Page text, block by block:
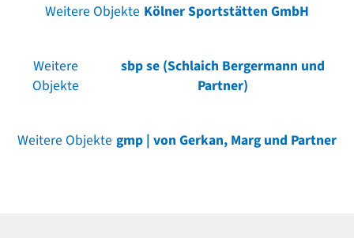
Weitere Objekte Kölner Sportstätten GmbH
Weitere
Objekte
sbp se (Schlaich Bergermann und
Partner)
Weitere Objekte gmp | von Gerkan, Marg und Partner